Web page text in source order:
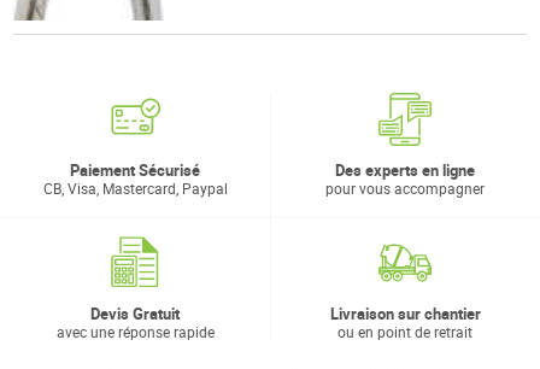
Paiement Sécurisé
CB, Visa, Mastercard, Paypal
Des experts en ligne
pour vous accompagner
Devis Gratuit
avec une réponse rapide
Livraison sur chantier
ou en point de retrait